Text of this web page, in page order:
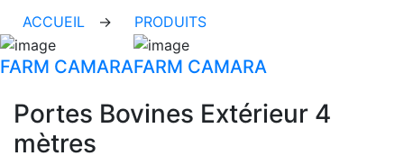
ACCUEIL → PRODUITS
FARM CAMARAFARM CAMARA
Portes Bovines Extérieur 4
mètres